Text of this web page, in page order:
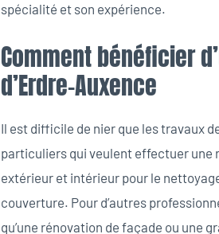
spécialité et son expérience.
Comment bénéficier
d’Erdre-Auxence
Il est difficile de nier que les travaux
particuliers qui veulent effectuer une
extérieur et intérieur pour le
couverture. Pour d’autres
qu’une rénovation de façade ou une